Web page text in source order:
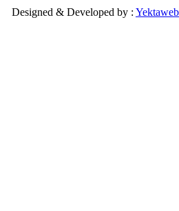
Designed & Developed by :